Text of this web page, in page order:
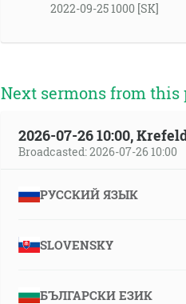
2022-09-25 1000 [SK]
Next sermons from this
2026-07-26 10:00,
Broadcasted: 2026-07-26 10:00
РУССКИЙ ЯЗЫК
SLOVENSKY
БЪЛГАРСКИ ЕЗИК